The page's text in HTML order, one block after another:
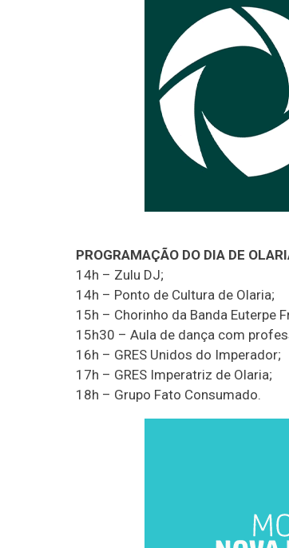
PROGRAMAÇÃO DO DIA DE
14h – Zulu DJ;
14h – Ponto de Cultura de Olaria;
15h – Chorinho da Banda Euterpe
15h30 – Aula de dança com
16h – GRES Unidos do Imperador;
17h – GRES Imperatriz de Olaria;
18h – Grupo Fato Consumado.